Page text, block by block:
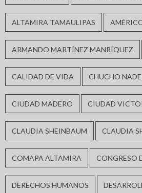
ALTAMIRA TAMAULIPAS
ARMANDO MARTÍNEZ MANRÍQUEZ
CALIDAD DE VIDA CHUCHO
CIUDAD MADERO CIUDAD
CLAUDIA SHEINBAUM CLAUDIA
COMAPA ALTAMIRA CONGRESO
DERECHOS HUMANOS